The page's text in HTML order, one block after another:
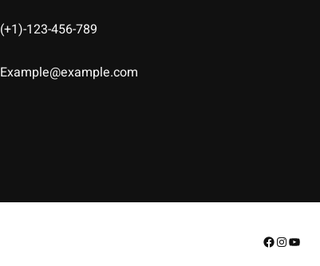
(+1)-123-456-789
Example@example.com
Facebook